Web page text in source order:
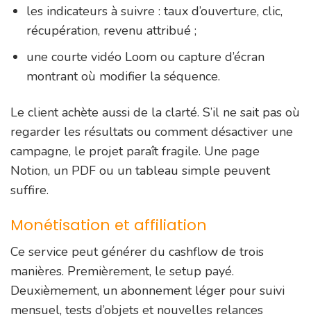
les indicateurs à suivre : taux d’ouverture, clic,
récupération, revenu attribué ;
une courte vidéo Loom ou capture d’écran
montrant où modifier la séquence.
Le client achète aussi de la clarté. S’il ne sait pas où
regarder les résultats ou comment désactiver une
campagne, le projet paraît fragile. Une page
Notion, un PDF ou un tableau simple peuvent
suffire.
Monétisation et affiliation
Ce service peut générer du cashflow de trois
manières. Premièrement, le setup payé.
Deuxièmement, un abonnement léger pour suivi
mensuel, tests d’objets et nouvelles relances